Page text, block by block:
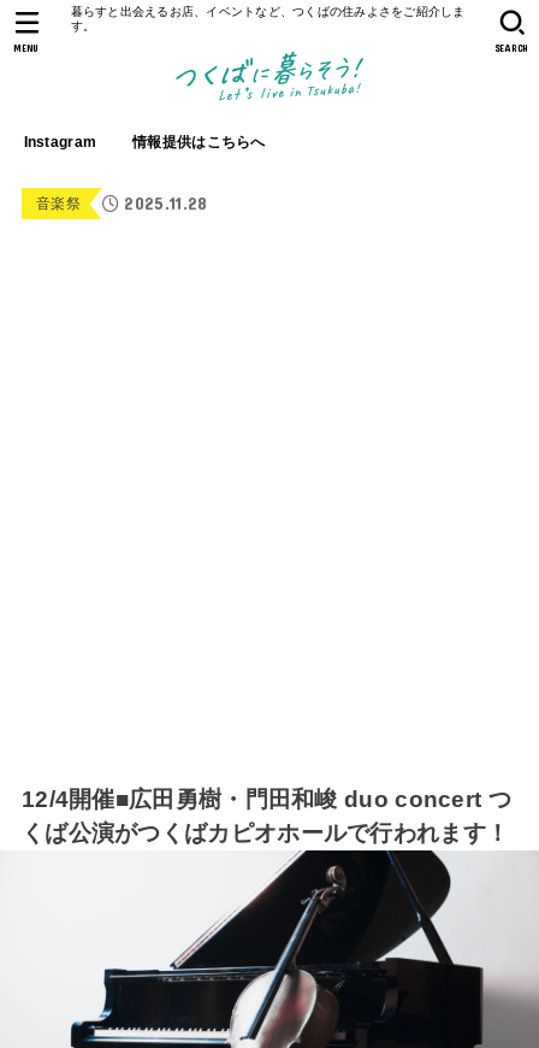
暮らすと出会えるお店、イベントなど、つくばの住みよさをご紹介しま
す。
Instagram 情報提供はこちらへ
SEARCH
MENU
音楽祭 2025.11.28
12/4開催■広田勇樹・門田和峻 duo concert つ
くば公演がつくばカピオホールで行われます！